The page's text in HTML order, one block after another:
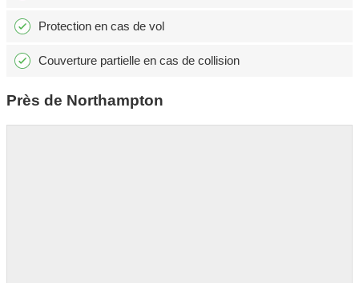
Protection en cas de vol
Couverture partielle en cas de collision
Près de Northampton